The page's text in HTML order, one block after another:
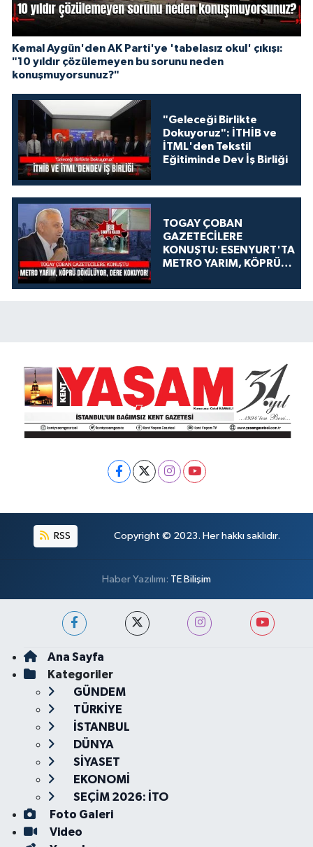
Kemal Aygün'den AK Parti'ye 'tabelasız okul' çıkışı:
"10 yıldır çözülemeyen bu sorunu neden
konuşmuyorsunuz?"
"Geleceği Birlikte
Dokuyoruz": İTHİB ve
İTML'den Tekstil
Eğitiminde Dev İş Birliği
TOGAY ÇOBAN
GAZETECİLERE
KONUŞTU: ESENYURT'TA
METRO YARIM, KÖPRÜ
KOKUYOR!
RSS Copyright © 2023. Her hakkı saklıdır.
Haber Yazılımı: TE Bilişim
Ana Sayfa
Kategoriler
GÜNDEM
TÜRKİYE
İSTANBUL
DÜNYA
SİYASET
EKONOMİ
SEÇİM 2026: İTO
Foto Galeri
Video